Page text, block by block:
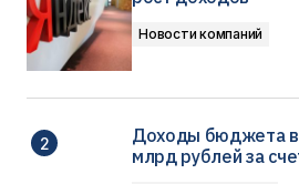
Новости компаний
Доходы бюджета
млрд рублей за